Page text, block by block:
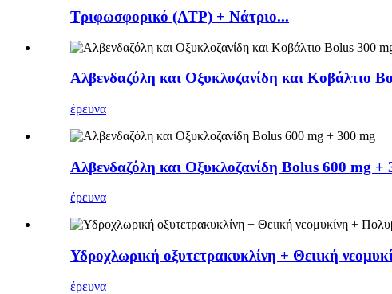
Τριφωσφορικό (ATP) + Νάτριο...
Αλβενδαζόλη και Οξυκλοζανίδη και Κοβάλτιο
έρευνα
Αλβενδαζόλη και Οξυκλοζανίδη Bolus 600 mg +
έρευνα
Υδροχλωρική οξυτετρακυκλίνη + Θειική
έρευνα